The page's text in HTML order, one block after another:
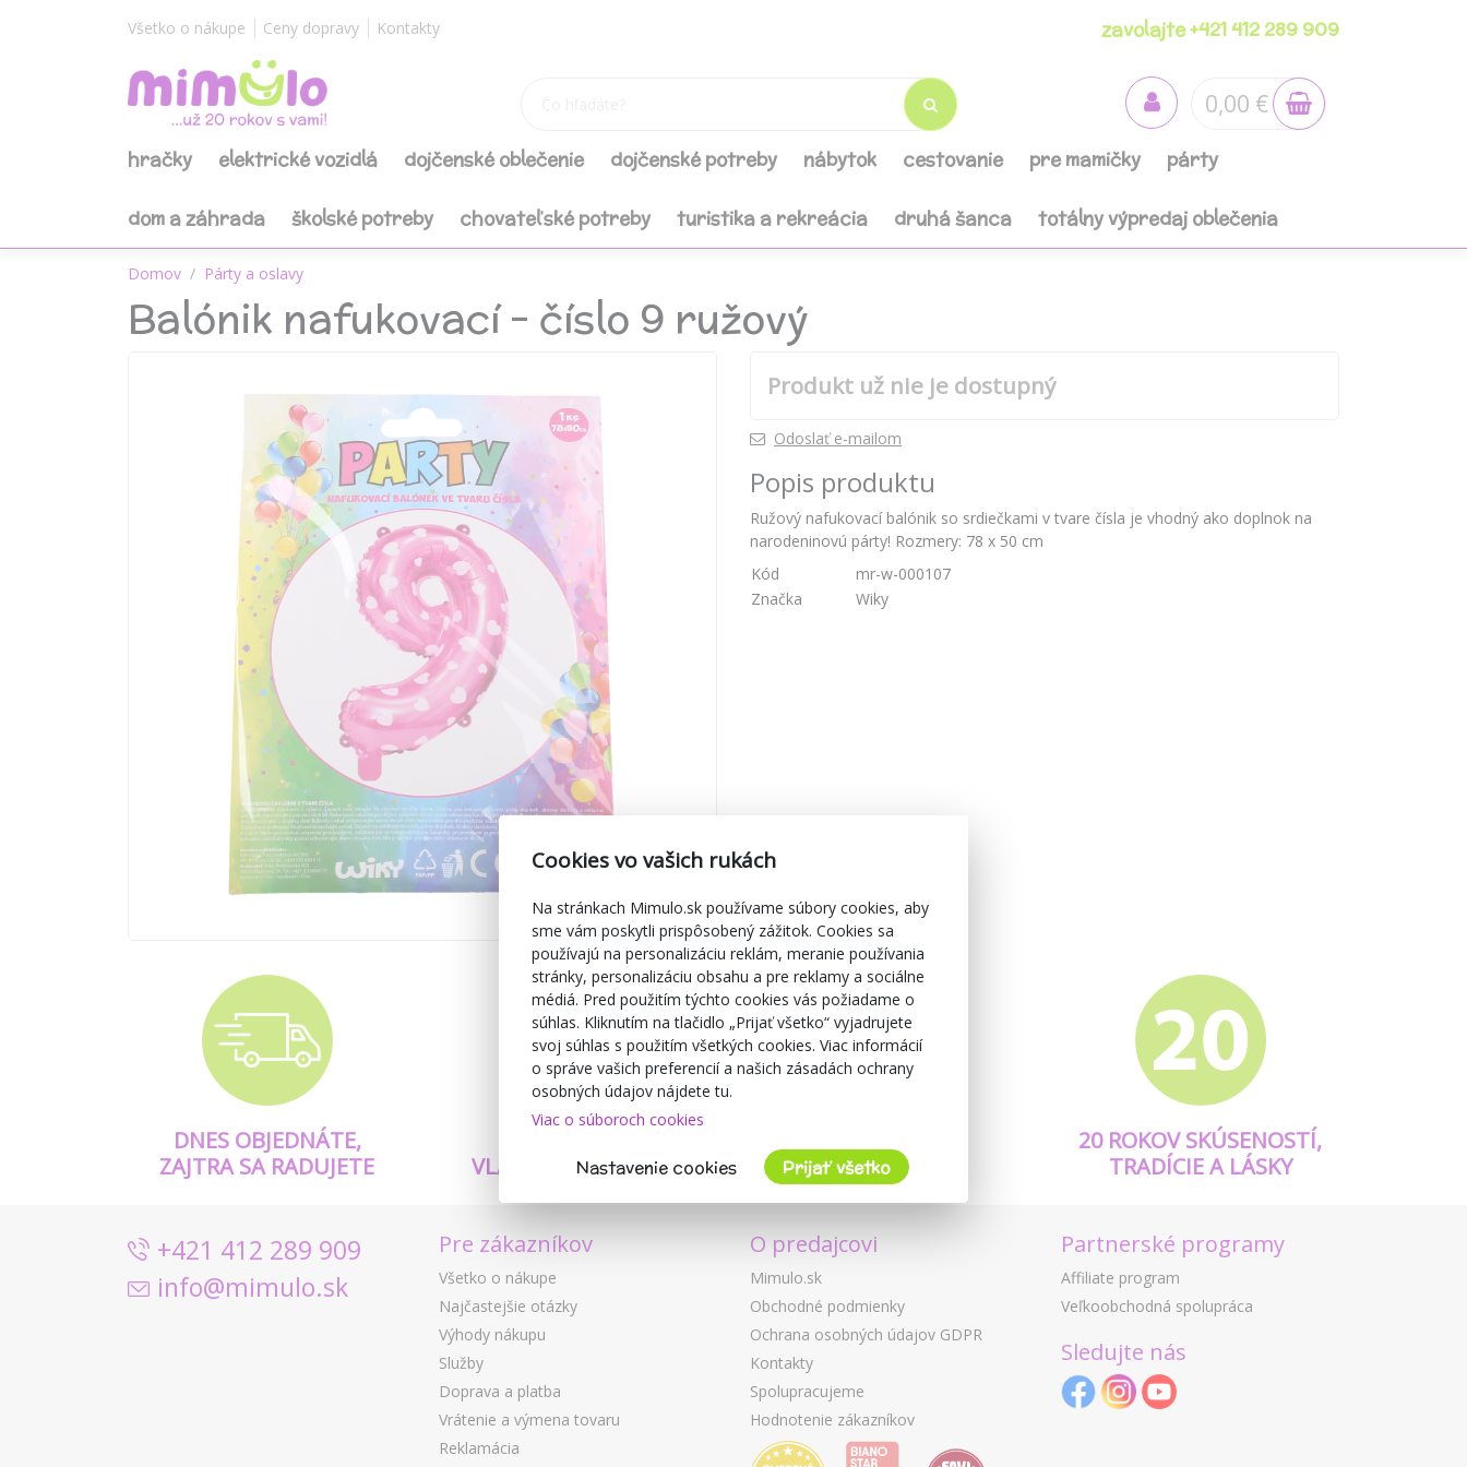
Všetko o nákupe Ceny dopravy Kontakty zavolajte +421 412 289 909
0,00 €
hračky elektrické vozidlá dojčenské oblečenie dojčenské potreby nábytok cestovanie pre mamičky párty
dom a záhrada školské potreby chovateľské potreby turistika a rekreácia druhá šanca totálny výpredaj oblečenia
Domov Párty a oslavy
Balónik nafukovací - číslo 9 ružový
Produkt už nie je dostupný
Odoslať e-mailom
Popis produktu
Ružový nafukovací balónik so srdiečkami v tvare čísla je vhodný ako doplnok na
narodeninovú párty! Rozmery: 78 x 50 cm
Kód
mr-w-000107
Značka
Wiky
DNES OBJEDNÁTE,
ZAJTRA SA RADUJETE
VLASTNÉ PRODUKTY
A KVALITA
20 ROKOV SKÚSENOSTÍ,
TRADÍCIE A LÁSKY
+421 412 289 909
info@mimulo.sk
Pre zákazníkov
Všetko o nákupe
Najčastejšie otázky
Výhody nákupu
Služby
Doprava a platba
Vrátenie a výmena tovaru
Reklamácia
O predajcovi
Mimulo.sk
Obchodné podmienky
Ochrana osobných údajov GDPR
Kontakty
Spolupracujeme
Hodnotenie zákazníkov
Partnerské programy
Affiliate program
Veľkoobchodná spolupráca
Sledujte nás
Cookies vo vašich rukách
Na stránkach Mimulo.sk používame súbory cookies, aby
sme vám poskytli prispôsobený zážitok. Cookies sa
používajú na personalizáciu reklám, meranie používania
stránky, personalizáciu obsahu a pre reklamy a sociálne
médiá. Pred použitím týchto cookies vás požiadame o
súhlas. Kliknutím na tlačidlo „Prijať všetko“ vyjadrujete
svoj súhlas s použitím všetkých cookies. Viac informácií
o správe vašich preferencií a našich zásadách ochrany
osobných údajov nájdete tu.
Viac o súboroch cookies
Nastavenie cookies Prijať všetko